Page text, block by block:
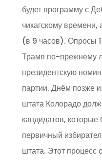
будет программу с
чикагскому
(в 9 часов). Опросы
Трамп по-прежнему
президентскую
партии. Днём позже
штата Колорадо
кандидатов, которые
первичный
штата. Этот процесс